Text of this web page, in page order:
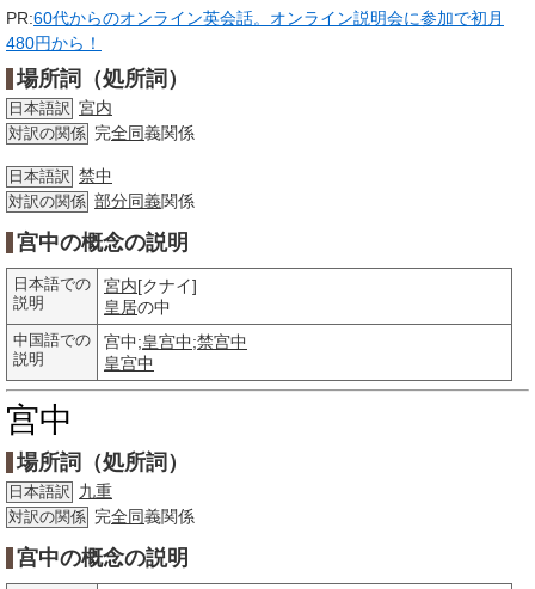
PR:60代からのオンライン英会話。オンライン説明会に参加で初月
480円から！
場所詞（処所詞）
日本語訳 宮内
対訳の関係 完全同義関係
日本語訳 禁中
対訳の関係 部分同義関係
宫中の概念の説明
日本語での
説明
宮内[クナイ]
皇居の中
中国語での
説明
宫中;皇宫中;禁宫中
皇宫中
宫中
場所詞（処所詞）
日本語訳 九重
対訳の関係 完全同義関係
宫中の概念の説明